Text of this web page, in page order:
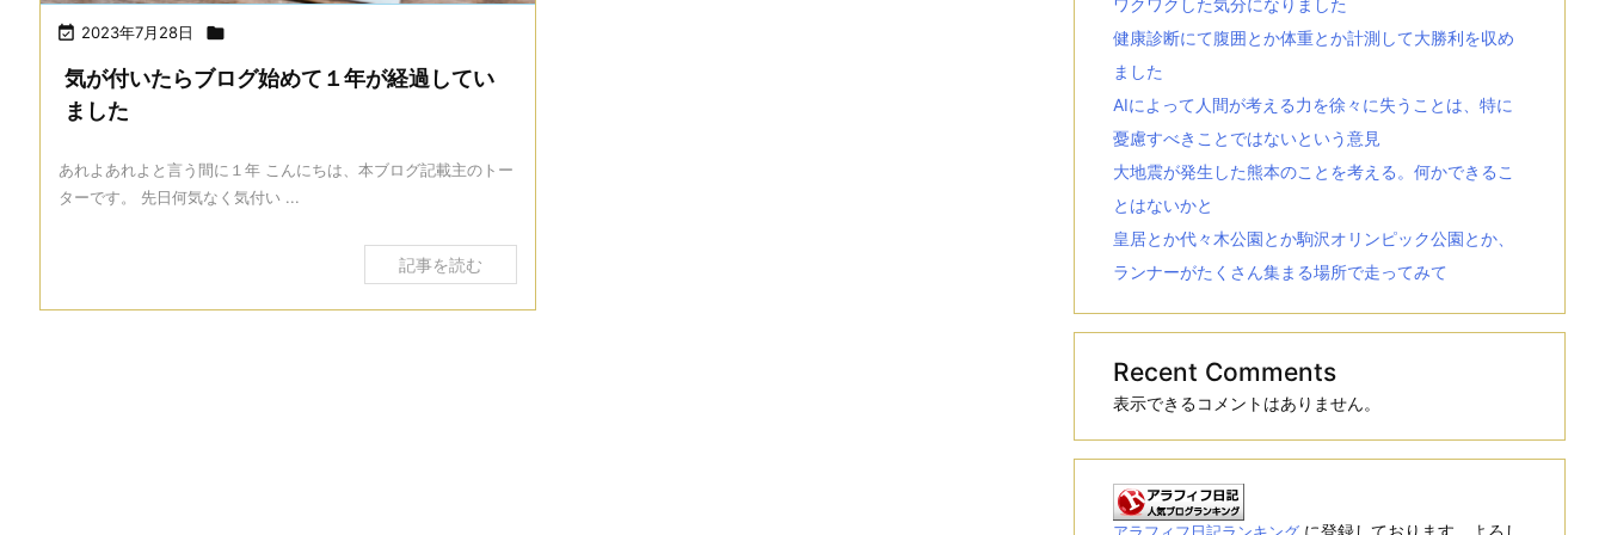
 2023年7月28日 
気が付いたらブログ始めて１年が経過してい
ました
あれよあれよと言う間に１年 こんにちは、本ブログ記載主のトー
ターです。 先日何気なく気付い ...
記事を読む
健康診断にて腹囲とか体重とか計測して大勝利を収め
ました
AIによって人間が考える力を徐々に失うことは、特に
憂慮すべきことではないという意見
大地震が発生した熊本のことを考える。何かできるこ
とはないかと
皇居とか代々木公園とか駒沢オリンピック公園とか、
ランナーがたくさん集まる場所で走ってみて
Recent Comments
表示できるコメントはありません。
に登録しております。よろし